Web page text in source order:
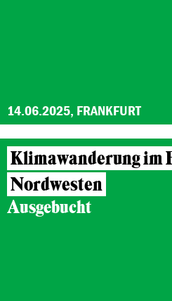
14.06.2025, FRANKFURT
Klimawanderung
Nordwesten
Ausgebucht